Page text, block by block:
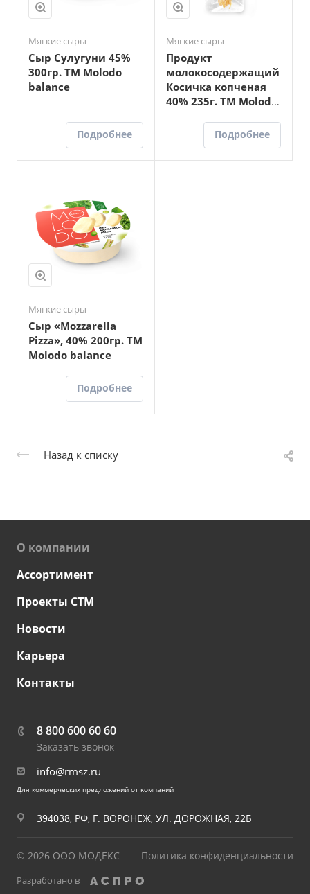
Мягкие сыры
Сыр Сулугуни 45%
300гр. ТМ Molodo
balance
Подробнее
Мягкие сыры
Продукт
молокосодержащий
Косичка копченая
40% 235г. ТМ Molodo
Подробнее
Мягкие сыры
Сыр «Mozzarella
Pizza», 40% 200гр. ТМ
Molodo balance
Подробнее
Назад к списку
О компании
Ассортимент
Проекты СТМ
Новости
Карьера
Контакты
8 800 600 60 60
Заказать звонок
info@rmsz.ru
Для коммерческих предложений от компаний
394038, РФ, Г. ВОРОНЕЖ, УЛ. ДОРОЖНАЯ, 22Б
© 2026 ООО МОДЕКС Политика конфиденциальности
Разработано в